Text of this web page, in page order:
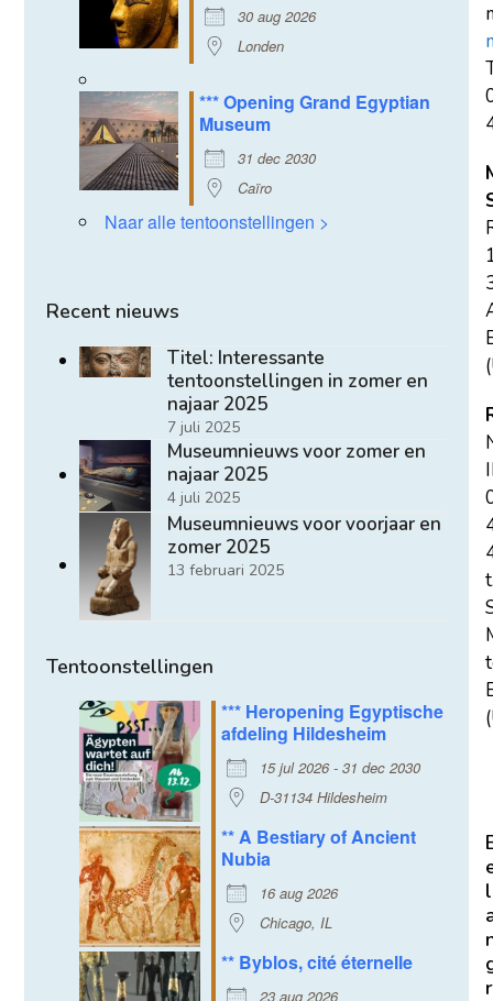
30 aug 2026
Londen
*** Opening Grand Egyptian
Museum
31 dec 2030
Caïro
Naar alle tentoonstellingen >
Recent nieuws
Titel: Interessante
tentoonstellingen in zomer en
najaar 2025
7 juli 2025
Museumnieuws voor zomer en
najaar 2025
4 juli 2025
Museumnieuws voor voorjaar en
zomer 2025
13 februari 2025
Tentoonstellingen
*** Heropening Egyptische
afdeling Hildesheim
15 jul 2026 - 31 dec 2030
D-31134 Hildesheim
** A Bestiary of Ancient
Nubia
16 aug 2026
Chicago, IL
** Byblos, cité éternelle
23 aug 2026
l
r